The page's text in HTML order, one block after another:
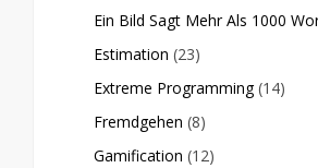
Ein Bild Sagt Mehr Als 1000
Estimation (23)
Extreme Programming (14)
Fremdgehen (8)
Gamification (12)